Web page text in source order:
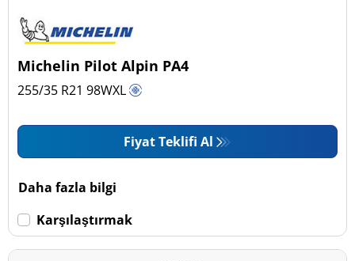
Michelin Pilot Alpin PA4
255/35 R2198WXL
Fiyat Teklifi Al
Daha fazla bilgi
Karşılaştırmak